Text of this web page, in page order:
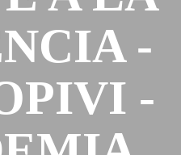
-
-